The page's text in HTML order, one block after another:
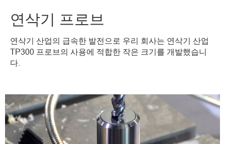
연삭기 프로브
연삭기 산업의 급속한 발전으로 우리 회사는 연삭기 산업
TP300 프로브의 사용에 적합한 작은 크기를 개발했습니
다.